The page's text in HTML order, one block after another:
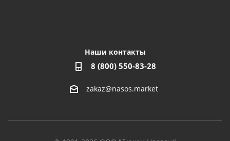
Наши контакты
8 (800) 550-83-28
zakaz@nasos.market